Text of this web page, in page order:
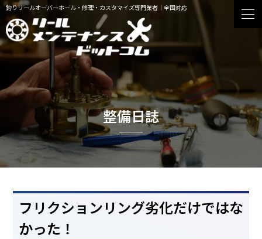
釣りリールオーバーホール・修理・カスタマイズ専門業者｜全国対応
整備日誌
フリクションリング劣化だけではな
かった！